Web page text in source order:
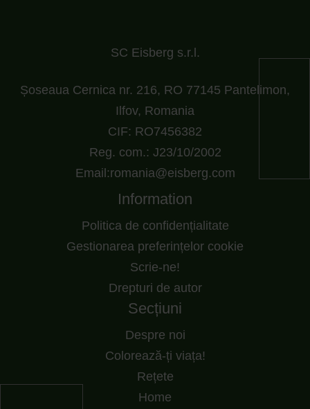
SC Eisberg s.r.l.
Șoseaua Cernica nr. 216, RO 77145 Pantelimon,
Ilfov, Romania
CIF: RO7456382
Reg. com.: J23/10/2002
Email:romania@eisberg.com
Information
Politica de confidențialitate
Gestionarea preferințelor cookie
Scrie-ne!
Drepturi de autor
Secțiuni
Despre noi
Colorează-ți viața!
Rețete
Home